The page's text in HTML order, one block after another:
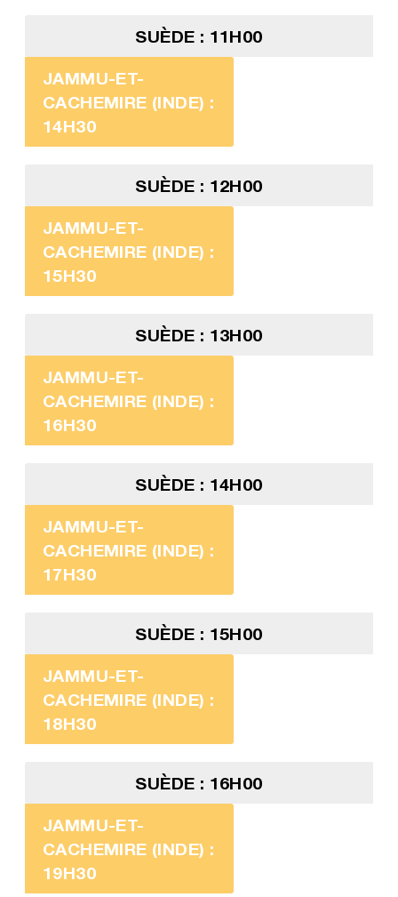
SUÈDE : 11H00
JAMMU-ET-
CACHEMIRE (INDE) :
14H30
SUÈDE : 12H00
JAMMU-ET-
CACHEMIRE (INDE) :
15H30
SUÈDE : 13H00
JAMMU-ET-
CACHEMIRE (INDE) :
16H30
SUÈDE : 14H00
JAMMU-ET-
CACHEMIRE (INDE) :
17H30
SUÈDE : 15H00
JAMMU-ET-
CACHEMIRE (INDE) :
18H30
SUÈDE : 16H00
JAMMU-ET-
CACHEMIRE (INDE) :
19H30